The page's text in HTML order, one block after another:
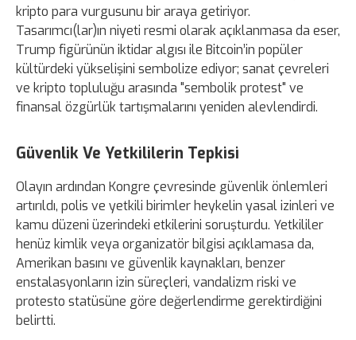
kripto para vurgusunu bir araya getiriyor.
Tasarımcı(lar)ın niyeti resmi olarak açıklanmasa da eser,
Trump figürünün iktidar algısı ile Bitcoin’in popüler
kültürdeki yükselişini sembolize ediyor; sanat çevreleri
ve kripto topluluğu arasında "sembolik protest" ve
finansal özgürlük tartışmalarını yeniden alevlendirdi.
Güvenlik Ve Yetkililerin Tepkisi
Olayın ardından Kongre çevresinde güvenlik önlemleri
artırıldı, polis ve yetkili birimler heykelin yasal izinleri ve
kamu düzeni üzerindeki etkilerini soruşturdu. Yetkililer
henüz kimlik veya organizatör bilgisi açıklamasa da,
Amerikan basını ve güvenlik kaynakları, benzer
enstalasyonların izin süreçleri, vandalizm riski ve
protesto statüsüne göre değerlendirme gerektirdiğini
belirtti.